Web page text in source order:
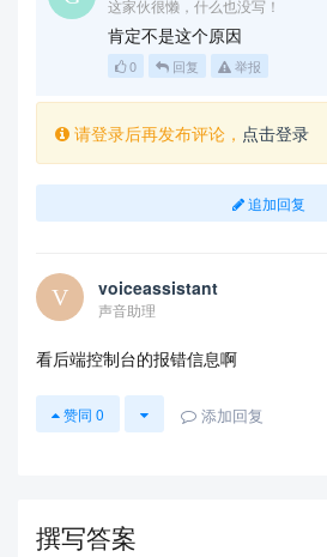
这家伙很懒，什么也没写！
肯定不是这个原因
0 回复 举报
请登录后再发布评论， 点击登录
追加回复
voiceassistant
声音助理
看后端控制台的报错信息啊
赞同 0 添加回复
撰写答案